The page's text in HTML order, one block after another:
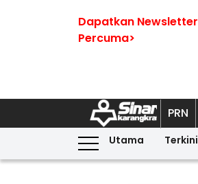
Dapatkan Newsletter
Percuma>
PRN
Utama Terkini